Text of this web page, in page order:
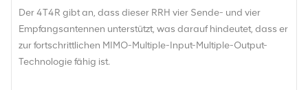
Der 4T4R gibt an, dass dieser RRH vier Sende- und vier
Empfangsantennen unterstützt, was darauf hindeutet, dass er
zur fortschrittlichen MIMO-Multiple-Input-Multiple-Output-
Technologie fähig ist.